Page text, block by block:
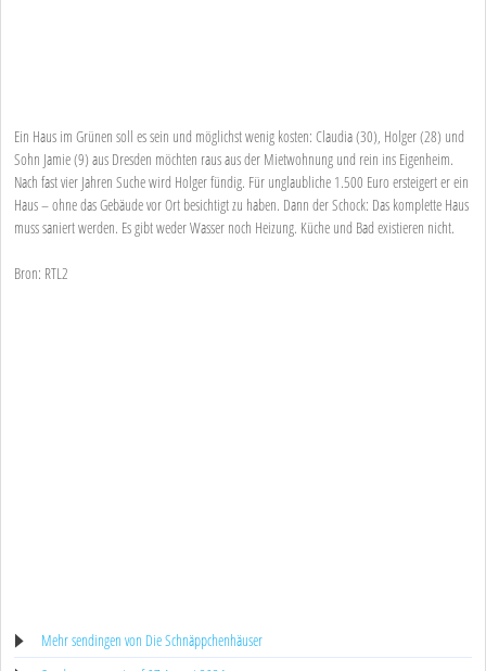
Ein Haus im Grünen soll es sein und möglichst wenig kosten: Claudia (30), Holger (28) und
Sohn Jamie (9) aus Dresden möchten raus aus der Mietwohnung und rein ins Eigenheim.
Nach fast vier Jahren Suche wird Holger fündig. Für unglaubliche 1.500 Euro ersteigert er ein
Haus – ohne das Gebäude vor Ort besichtigt zu haben. Dann der Schock: Das komplette Haus
muss saniert werden. Es gibt weder Wasser noch Heizung. Küche und Bad existieren nicht.
Bron: RTL2
Mehr sendingen von Die Schnäppchenhäuser